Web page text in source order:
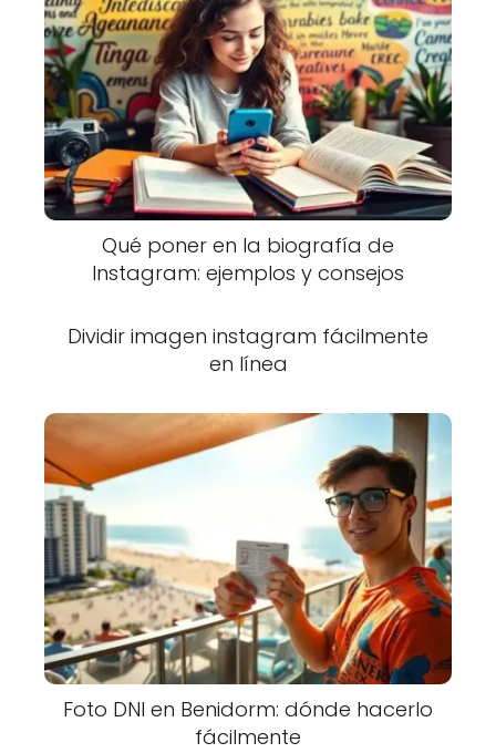
Qué poner en la biografía de
Instagram: ejemplos y consejos
Dividir imagen instagram fácilmente
en línea
Foto DNI en Benidorm: dónde hacerlo
fácilmente